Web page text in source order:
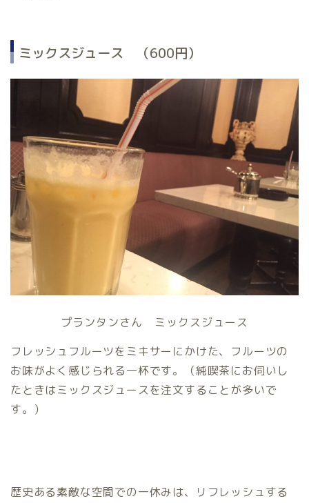
ミックスジュース （600円）
プランタンさん ミックスジュース
フレッシュフルーツをミキサーにかけた、フルーツの
お味がよく感じられる一杯です。（純喫茶にお伺いし
たときはミックスジュースを注文することが多いで
す。）
歴史ある素敵な空間での一休みは、リフレッシュする